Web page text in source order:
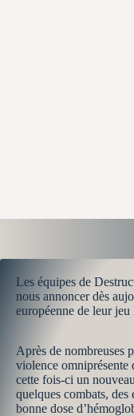
Les équipes de
nous annoncer dès
européenne de leur jeu
Après de nombreuses
violence omniprésente
cette fois-ci un
quelques combats,
bonne dose